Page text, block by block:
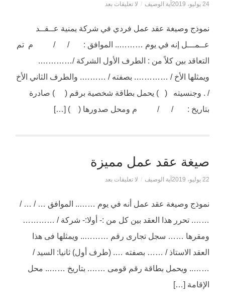
24 يوليو، 2019 آية الوصيف / لا تعليقات بعد
نموذج وصيغة عقد عمل فردي في شركة يمنية عــقــد
عــمـــل إنه في يوم ……….. الموافق : / / م تم
التعاقد بين كلاً من : الطرف الأول الشركة /………….
ويمثلها الأخ / …………. بصفته / ………. والطرف الثاني الأخ
/ . وجنسيته ( ) يحمل بطاقة شخصية برقم ( ) صادرة
بتاريخ : / / م ومحل صدورها ( ) […]
صيغة عقد عمل مميزة
22 يوليو، 2019 آية الوصيف / لا تعليقات بعد
نموذج وصيغة عقد عمل أنه في يوم …….. الموافق … / … /
……. تحرر هذا العقد بين كل من :- أولا:- شركة / …………
ومقرها …… سجل تجارى رقم ……….. ويمثلها فى هذا
العقد الاستاذ / …… بصفته …. (طرف أول) ثانيا: السيد /
…….. ويحمل بطاقة رقم قومى ……. بتاريخ …….. محل
الإقامة […]